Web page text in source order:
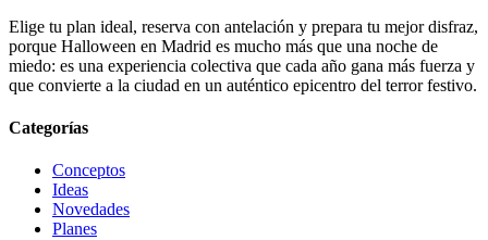
Elige tu plan ideal, reserva con antelación y prepara tu mejor disfraz,
porque Halloween en Madrid es mucho más que una noche de
miedo: es una experiencia colectiva que cada año gana más fuerza y
que convierte a la ciudad en un auténtico epicentro del terror festivo.
Categorías
Conceptos
Ideas
Novedades
Planes